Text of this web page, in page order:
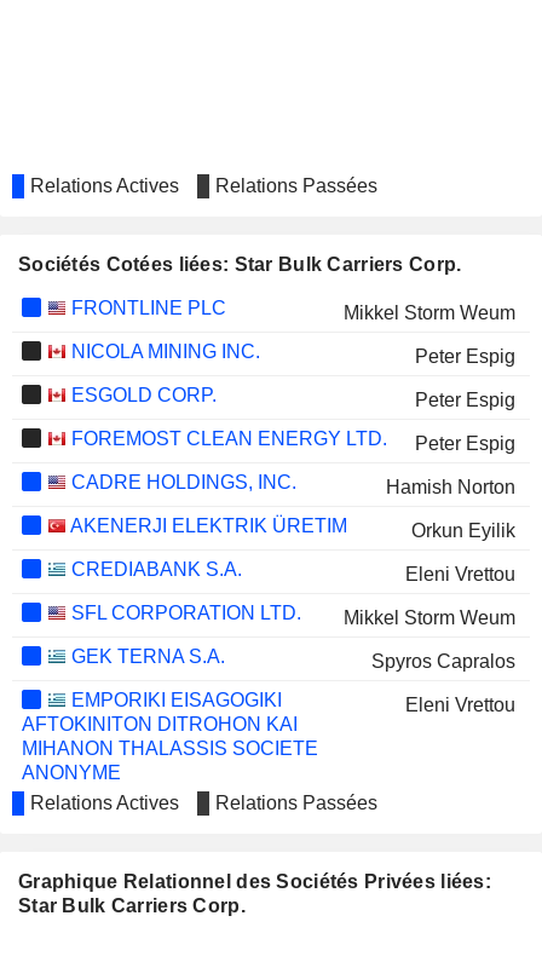
Relations Actives Relations Passées
Sociétés Cotées liées: Star Bulk Carriers Corp.
FRONTLINE PLC
Mikkel Storm Weum
NICOLA MINING INC.
Peter Espig
ESGOLD CORP.
Peter Espig
FOREMOST CLEAN ENERGY LTD.
Peter Espig
CADRE HOLDINGS, INC.
Hamish Norton
AKENERJI ELEKTRIK ÜRETIM
Orkun Eyilik
CREDIABANK S.A.
Eleni Vrettou
SFL CORPORATION LTD.
Mikkel Storm Weum
GEK TERNA S.A.
Spyros Capralos
EMPORIKI EISAGOGIKI
AFTOKINITON DITROHON KAI
MIHANON THALASSIS SOCIETE
ANONYME
Eleni Vrettou
FLEX LNG LTD.
Mikkel Storm Weum
INTERNATIONAL, INC.
SOLIDUS SECURITIES S.A.
Relations Actives Relations Passées
Graphique Relationnel des Sociétés Privées liées:
Star Bulk Carriers Corp.